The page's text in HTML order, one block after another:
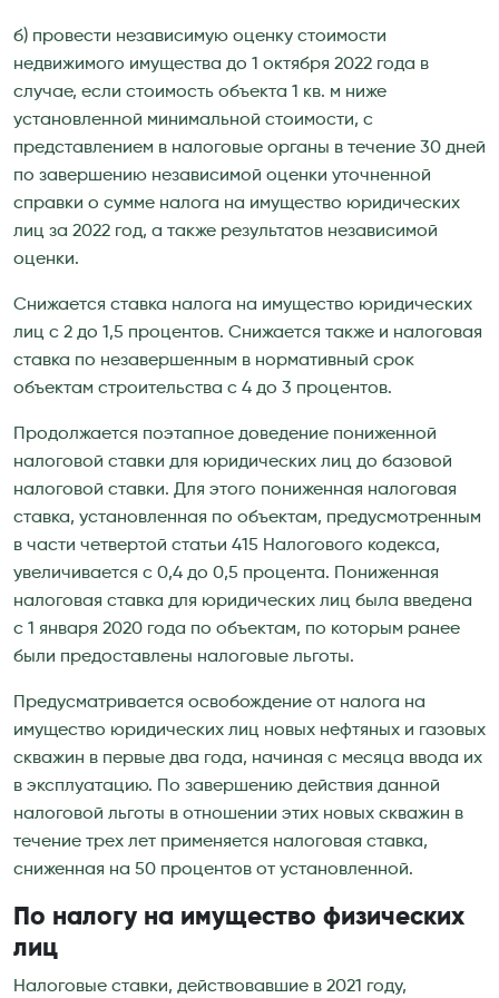
б) провести независимую оценку стоимости
недвижимого имущества до 1 октября 2022 года в
случае, если стоимость объекта 1 кв. м ниже
установленной минимальной стоимости, с
представлением в налоговые органы в течение 30 дней
по завершению независимой оценки уточненной
справки о сумме налога на имущество юридических
лиц за 2022 год, а также результатов независимой
оценки.
Снижается ставка налога на имущество юридических
лиц с 2 до 1,5 процентов. Снижается также и налоговая
ставка по незавершенным в нормативный срок
объектам строительства с 4 до 3 процентов.
Продолжается поэтапное доведение пониженной
налоговой ставки для юридических лиц до базовой
налоговой ставки. Для этого пониженная налоговая
ставка, установленная по объектам, предусмотренным
в части четвертой статьи 415 Налогового кодекса,
увеличивается с 0,4 до 0,5 процента. Пониженная
налоговая ставка для юридических лиц была введена
с 1 января 2020 года по объектам, по которым ранее
были предоставлены налоговые льготы.
Предусматривается освобождение от налога на
имущество юридических лиц новых нефтяных и газовых
скважин в первые два года, начиная с месяца ввода их
в эксплуатацию. По завершению действия данной
налоговой льготы в отношении этих новых скважин в
течение трех лет применяется налоговая ставка,
сниженная на 50 процентов от установленной.
По налогу на имущество физических
лиц
Налоговые ставки, действовавшие в 2021 году,